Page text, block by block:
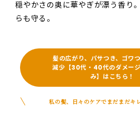
穏やかさの奥に華やぎが漂う香り
らも守る。
髪の広がり、パサつき、ゴワ
減少【30代・40代のダメー
み】はこちら！
私の髪、日々のケアでまだまだキ